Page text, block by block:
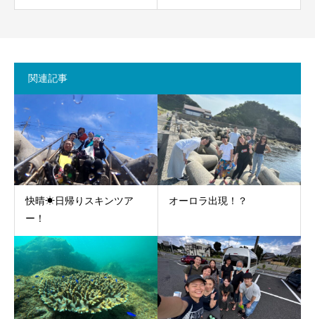
関連記事
快晴☀日帰りスキンツア
ー！
オーロラ出現！？